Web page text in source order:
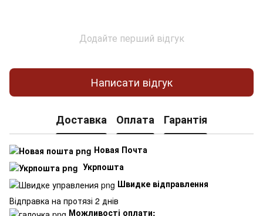
Додайте перший відгук
Написати відгук
Доставка Оплата Гарантія
Новая Почта
Укрпошта
Швидке відправлення
Відправка на протязі 2 днів
Можливості оплати: